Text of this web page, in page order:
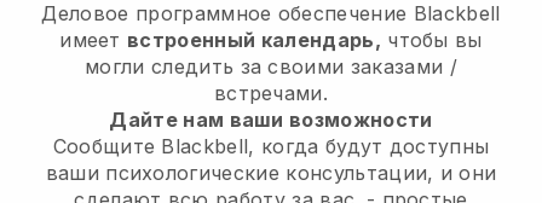
Деловое программное обеспечение Blackbell
имеет встроенный календарь, чтобы вы
могли следить за своими заказами /
встречами.
Дайте нам ваши возможности
Сообщите Blackbell, когда будут доступны
ваши психологические консультации, и они